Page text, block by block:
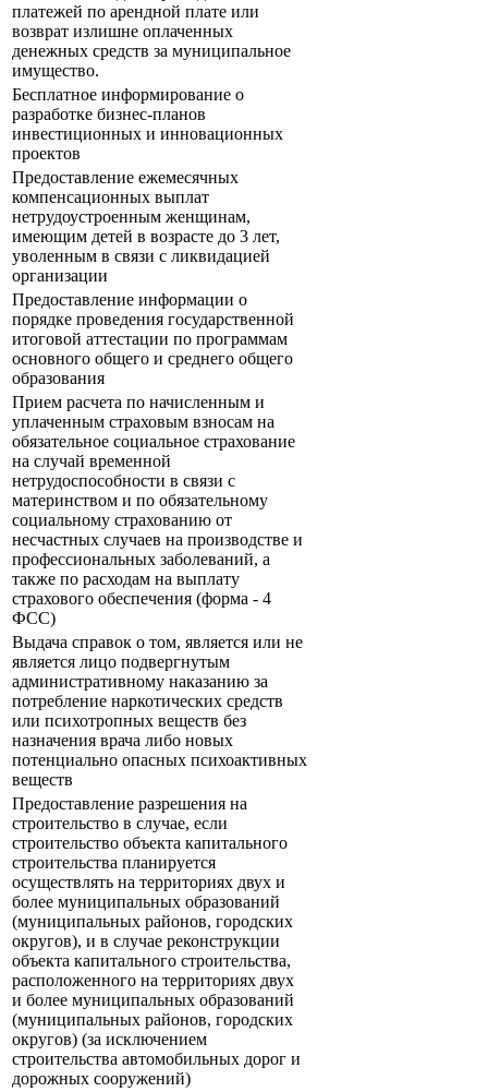
платежей по арендной плате или
возврат излишне оплаченных
денежных средств за муниципальное
имущество.
Бесплатное информирование о
разработке бизнес-планов
инвестиционных и инновационных
проектов
Предоставление ежемесячных
компенсационных выплат
нетрудоустроенным женщинам,
имеющим детей в возрасте до 3 лет,
уволенным в связи с ликвидацией
организации
Предоставление информации о
порядке проведения государственной
итоговой аттестации по программам
основного общего и среднего общего
образования
Прием расчета по начисленным и
уплаченным страховым взносам на
обязательное социальное страхование
на случай временной
нетрудоспособности в связи с
материнством и по обязательному
социальному страхованию от
несчастных случаев на производстве и
профессиональных заболеваний, а
также по расходам на выплату
страхового обеспечения (форма - 4
ФСС)
Выдача справок о том, является или не
является лицо подвергнутым
административному наказанию за
потребление наркотических средств
или психотропных веществ без
назначения врача либо новых
потенциально опасных психоактивных
веществ
Предоставление разрешения на
строительство в случае, если
строительство объекта капитального
строительства планируется
осуществлять на территориях двух и
более муниципальных образований
(муниципальных районов, городских
округов), и в случае реконструкции
объекта капитального строительства,
расположенного на территориях двух
и более муниципальных образований
(муниципальных районов, городских
округов) (за исключением
строительства автомобильных дорог и
дорожных сооружений)